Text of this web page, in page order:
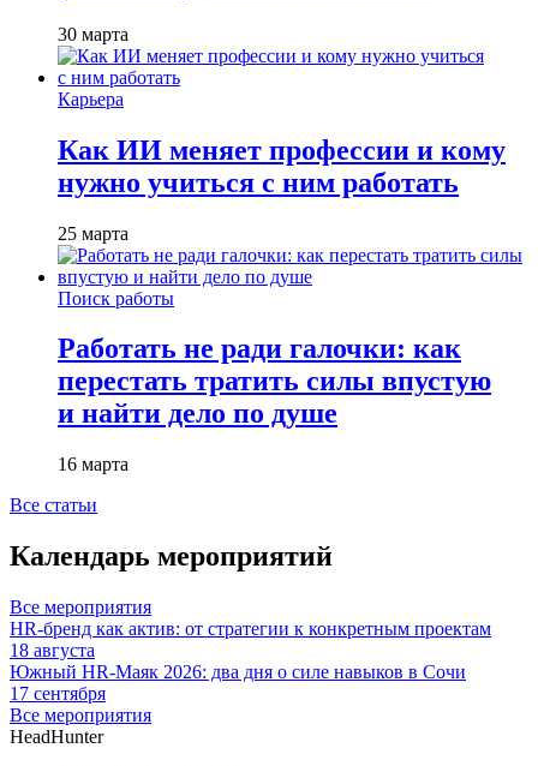
30 марта
Карьера
Как ИИ меняет профессии и кому
нужно учиться с ним работать
25 марта
Поиск работы
Работать не ради галочки: как
перестать тратить силы впустую
и найти дело по душе
16 марта
Все статьи
Календарь мероприятий
Все мероприятия
HR-бренд как актив: от стратегии к конкретным проектам
18 августа
Южный HR-Маяк 2026: два дня о силе навыков в Сочи
17 сентября
Все мероприятия
HeadHunter